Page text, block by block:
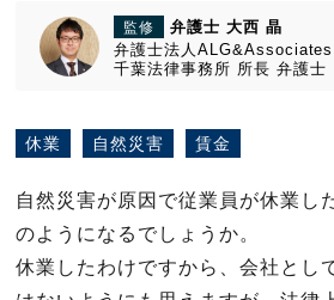
監修
弁護士 大西 晶
弁護士法人ALG&Associates
千葉法律事務所 所長 弁護士
休業 自然災害 賃金
自然災害が原因で従業員が休業し
のようになるでしょうか。
休業したわけですから、会社とし